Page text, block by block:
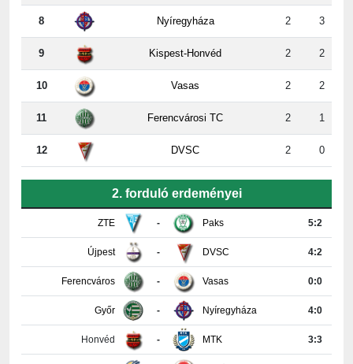
9 Kispest-Honvéd 2 2
10 Vasas 2 2
11 Ferencvárosi TC 2 1
12 DVSC 2 0
ZTE - Paks
Újpest DVSC 4:2
Ferencváros Vasas 0:0
Győr Nyíregyháza 4:0
Honvéd MTK 3:3
PAFC Kisvárda 0:2